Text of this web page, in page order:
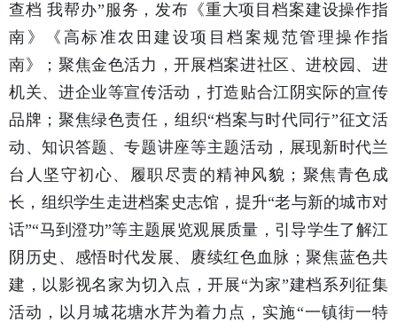
查档 我帮办”服务，发布《重大项目档案建设操作指
南》《高标准农田建设项目档案规范管理操作指
南》；聚焦金色活力，开展档案进社区、进校园、进
机关、进企业等宣传活动，打造贴合江阴实际的宣传
品牌；聚焦绿色责任，组织“档案与时代同行”征文活
动、知识答题、专题讲座等主题活动，展现新时代兰
台人坚守初心、履职尽责的精神风貌；聚焦青色成
长，组织学生走进档案史志馆，提升“老与新的城市对
话”“马到澄功”等主题展览观展质量，引导学生了解江
阴历史、感悟时代发展、赓续红色血脉；聚焦蓝色共
建，以影视名家为切入点，开展“为家”建档系列征集
活动，以月城花塘水芹为着力点，实施“一镇街一特